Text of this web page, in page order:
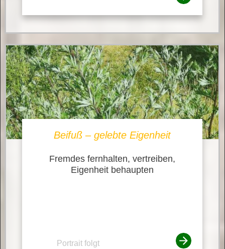
Beifuß – gelebte Eigenheit
Fremdes fernhalten, vertreiben,
Eigenheit behaupten
Portrait folgt